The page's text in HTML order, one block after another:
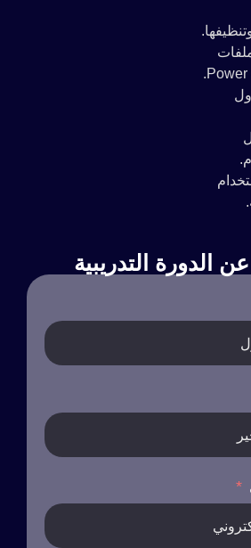
الدورة التدريبية